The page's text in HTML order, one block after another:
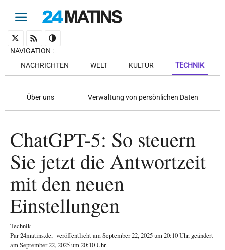
NAVIGATION :
NACHRICHTEN
WELT KULTUR TECHNIK
Über uns Verwaltung von persönlichen Daten
ChatGPT-5: So steuern
Sie jetzt die Antwortzeit
mit den neuen
Einstellungen
Technik
Par24matins.de, veröffentlicht amSeptember 22, 2025um 20:10 Uhr, geändert
am September 22, 2025 um 20:10 Uhr.